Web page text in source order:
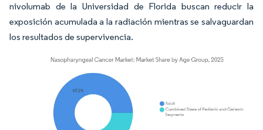
nivolumab de la Universidad de Florida buscan reducir la
exposición acumulada a la radiación mientras se salvaguardan
los resultados de supervivencia.